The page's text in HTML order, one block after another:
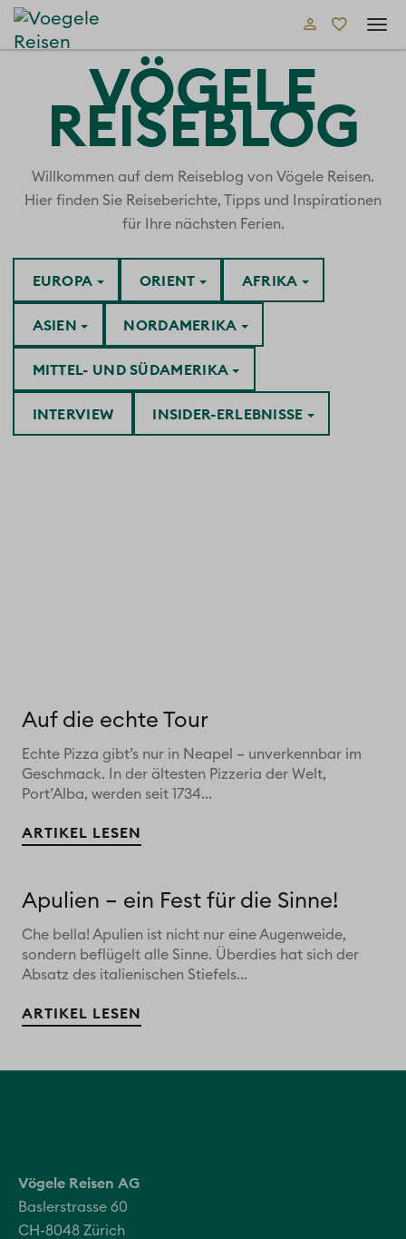
VÖGELE
REISEBLOG
Willkommen auf dem Reiseblog von Vögele Reisen.
Hier finden Sie Reiseberichte, Tipps und Inspirationen
für Ihre nächsten Ferien.
AFRIKA
ASIEN
EUROPA
INSIDER-ERLEBNISSE
INTERVIEW
MITTEL- UND SÜDAMERIKA
NORDAMERIKA
ORIENT
Auf die echte Tour
Echte Pizza gibt’s nur in Neapel – unverkennbar im
Geschmack. In der ältesten Pizzeria der Welt,
Port’Alba, werden seit 1734...
ARTIKEL LESEN
Apulien – ein Fest für die Sinne!
Che bella! Apulien ist nicht nur eine Augenweide,
sondern beflügelt alle Sinne. Überdies hat sich der
Absatz des italienischen Stiefels...
ARTIKEL LESEN
Vögele Reisen AG
Baslerstrasse 60
CH-8048 Zürich